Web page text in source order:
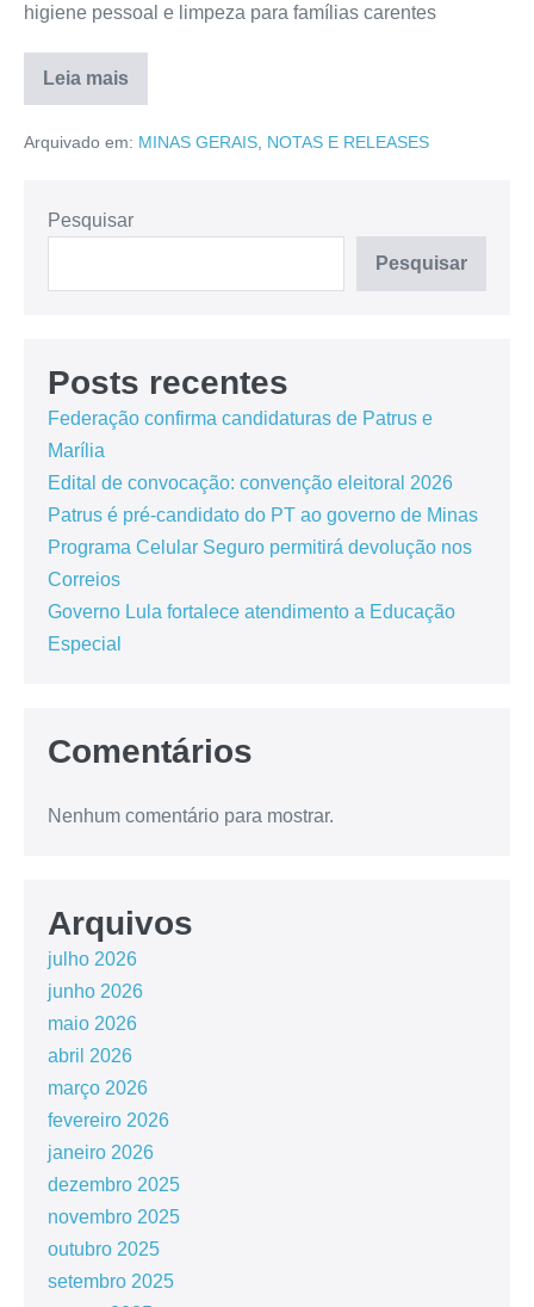
higiene pessoal e limpeza para famílias carentes
Leia mais
Arquivado em: MINAS GERAIS NOTAS E RELEASES
Pesquisar
Pesquisar
Posts recentes
Federação confirma candidaturas de Patrus e
Marília
Edital de convocação: convenção eleitoral 2026
Patrus é pré-candidato do PT ao governo de Minas
Programa Celular Seguro permitirá devolução nos
Correios
Governo Lula fortalece atendimento a Educação
Especial
Comentários
Nenhum comentário para mostrar.
Arquivos
julho 2026
junho 2026
maio 2026
abril 2026
março 2026
fevereiro 2026
janeiro 2026
dezembro 2025
novembro 2025
outubro 2025
setembro 2025